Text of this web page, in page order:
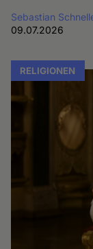
Sebastian
09.07.2026
RELIGIONEN